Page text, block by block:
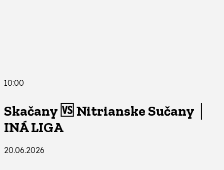
10:00
Skačany 🆚 Nitrianske Sučany │
INÁ LIGA
20.06.2026